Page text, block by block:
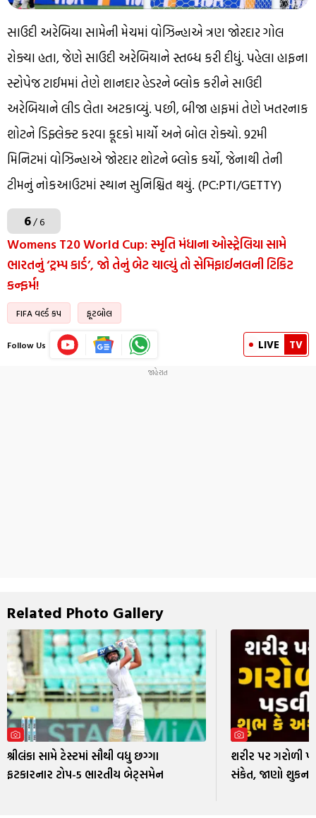
સાઉદી અરેબિયા સામેની મેચમાં વોઝિન્હાએ ત્રણ જોરદાર ગોલ
રોક્યા હતા, જેણે સાઉદી અરેબિયાને સ્તબ્ધ કરી દીધું. પહેલા હાફના
સ્ટોપેજ ટાઈમમાં તેણે શાનદાર હેડરને બ્લોક કરીને સાઉદી
અરેબિયાને લીડ લેતા અટકાવ્યું. પછી, બીજા હાફમાં તેણે ખતરનાક
શોટને ડિફ્લેક્ટ કરવા કૂદકો માર્યો અને બોલ રોક્યો. 92મી
મિનિટમાં વોઝિન્હાએ જોરદાર શોટને બ્લોક કર્યો, જેનાથી તેની
ટીમનું નોકઆઉટમાં સ્થાન સુનિશ્ચિત થયું. (PC:PTI/GETTY)
6/ 6
Womens T20 World Cup: સ્મૃતિ મંધાના ઓસ્ટ્રેલિયા સામે
ભારતનું ‘ટ્રમ્પ કાર્ડ’, જો તેનું બેટ ચાલ્યું તો સેમિફાઈનલની ટિકિટ
કન્ફર્મ!
FIFA વર્લ્ડ કપ ફૂટબોલ
Follow Us LIVE TV
Related Photo Gallery
શ્રીલંકા સામે ટેસ્ટમાં સૌથી વધુ છગ્ગા
ફટકારનાર ટોપ-5 ભારતીય બેટ્સમેન
શરીર પર
સંકેત, જાણો શુકન